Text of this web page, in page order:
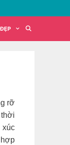
rỡ
thời
xúc